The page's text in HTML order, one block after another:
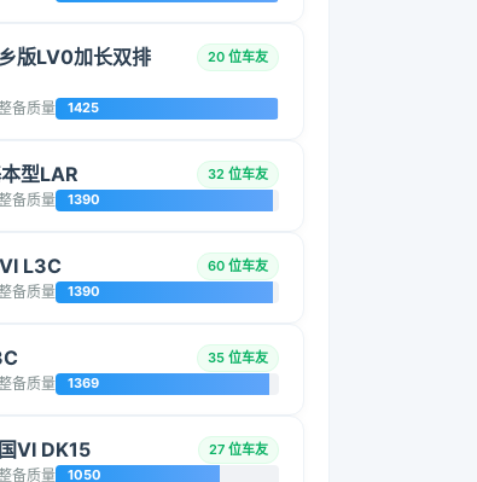
版LV0加长双排
20 位车友
备质量 1425
型LAR 32 位车友
备质量 1390
L3C 60 位车友
备质量 1390
35 位车友
备质量 1369
VI DK15 27 位车友
备质量 1050